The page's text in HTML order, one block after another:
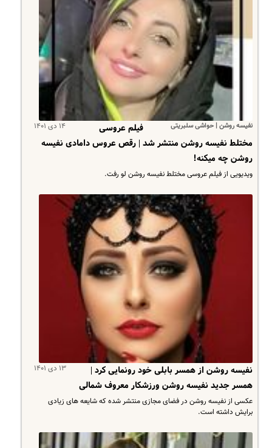
نفیسه روشن | حواشی سلبریتی ۱۴ دی ۱۴۰۱
فیلم عروسی
مختلط نفیسه روشن منتشر شد | رقص عروس دامادی نفیسه
روشن چه میکنه!
ویدیویی از فیلم عروسی مختلط نفیسه روشن لو رفت.
۱۳ دی ۱۴۰۱
نفیسه روشن از همسر بابلی خود رونمایی کرد |
همسر جدید نفیسه روشن ورزشکار معروف شمالی
عکسی از نفیسه روشن در فضای مجازی منتشر شده که شایعه های زیادی
برایش داشته است.